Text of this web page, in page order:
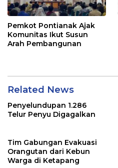
Pemkot Pontianak Ajak
Komunitas Ikut Susun
Arah Pembangunan
Related News
Penyelundupan 1.286
Telur Penyu Digagalkan
Tim Gabungan Evakuasi
Orangutan dari Kebun
Warga di Ketapang